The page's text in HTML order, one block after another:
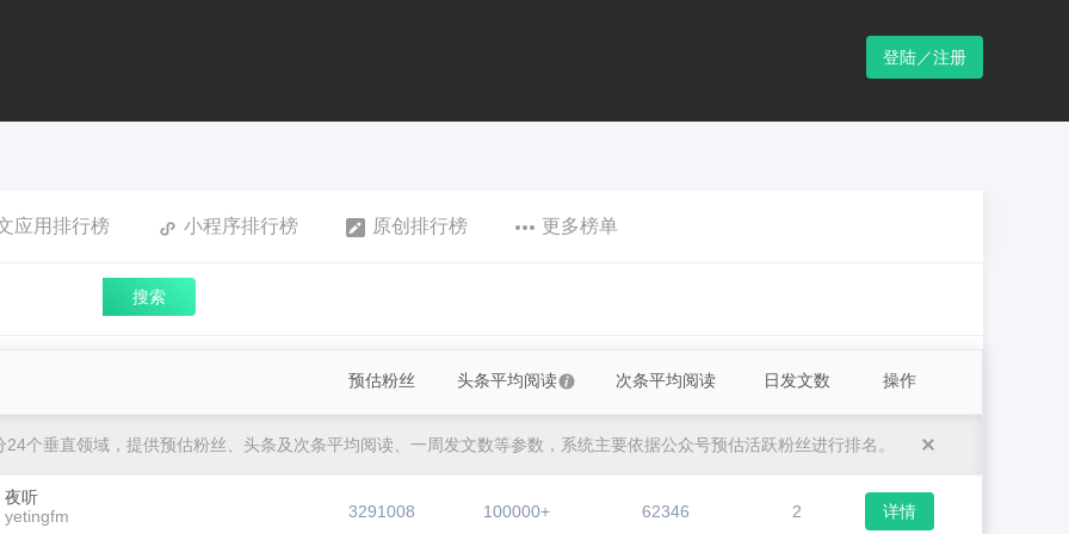
登陆／注册
应用排行榜 小程序排行榜 原创排行榜 更多榜单
搜索
预估粉丝 头条平均阅读 次条平均阅读 日发文数 操作
24个垂直领域，提供预估粉丝、头条及次条平均阅读、一周发文数等参数，系统主要依据公众号预估活跃粉丝进行排名。
夜听
yetingfm
3291008 100000+ 62346 2 详情